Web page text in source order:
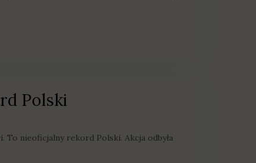
Polski
To nieoficjalny rekord Polski. Akcja odbyła